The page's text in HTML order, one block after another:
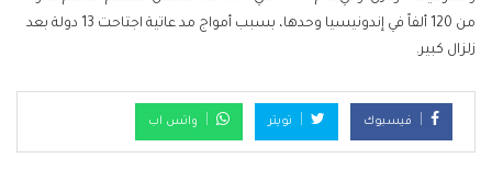
من 120 ألفاً في إندونيسيا وحدها، بسبب أمواج مد عاتية اجتاحت 13 دولة بعد
زلزال كبير.
فيسبوك تويتر واتس اب